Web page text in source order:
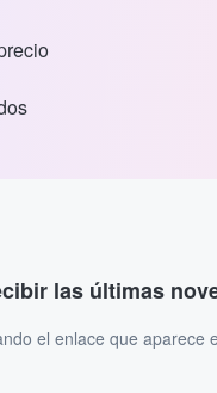
las últimas
el enlace que